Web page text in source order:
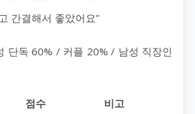
간결해서 좋았어요”
단독 60% / 커플 20% / 남성 직장인
점수
비고